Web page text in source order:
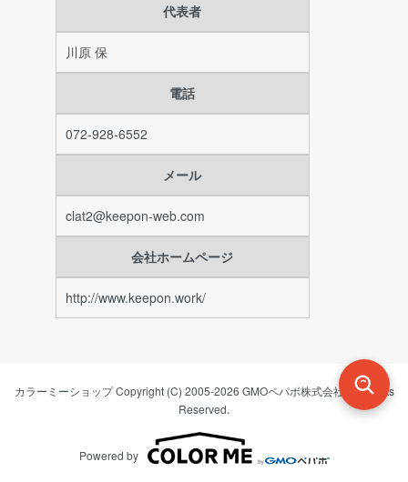
代表者
川原 保
電話
072-928-6552
メール
clat2@keepon-web.com
会社ホームページ
http://www.keepon.work/
カラーミーショップCopyright (C) 2005-2026 GMOペパボ株式会社
All Rights
Reserved.
Powered by